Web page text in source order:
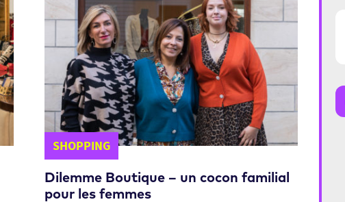
SHOPPING
Dilemme Boutique – un cocon familial
pour les femmes